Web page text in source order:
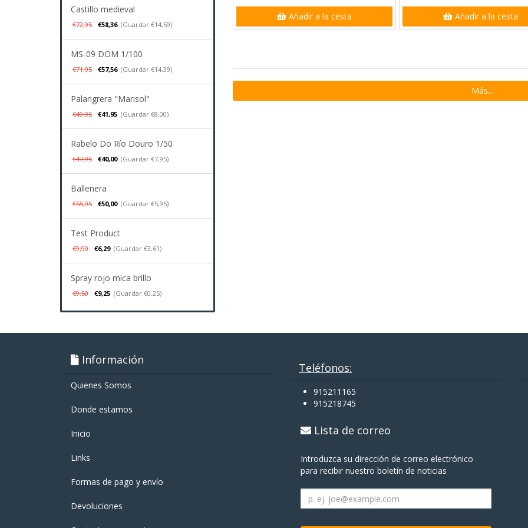
Castillo medieval
€72,95 €58,36 (Guardar €14,59)
MS-09 DOM 1/100
€71,95 €57,56 (Guardar €14,39)
Palangrera "Marisol"
€49,95 €41,95 (Guardar €8,00)
Rabelo Do Río Douro 1/50
€47,95 €40,00 (Guardar €7,95)
Ballenera
€55,95 €50,00 (Guardar €5,95)
Test Product
€9,90 €6,29 (Guardar €3,61)
Spray rojo mica brillo
€9,50 €9,25 (Guardar €0,25)
Añadir a la cesta Añadir a la cesta
Más...
Información
Quienes Somos
Donde estamos
Inicio
Links
Formas de pago y enví­o
Devoluciones
Teléfonos:
915211165
915218745
Lista de correo
Introduzca su dirección de correo electrónico
para recibir nuestro boletín de noticias